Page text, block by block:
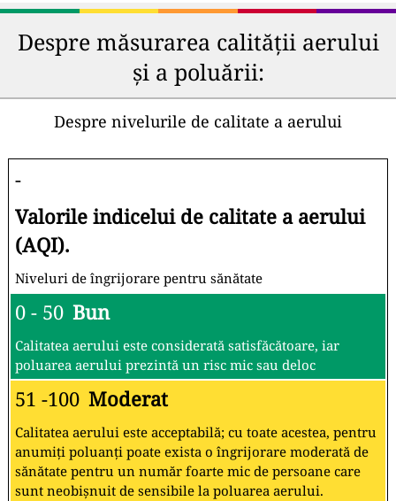
Despre măsurarea calității aerului
și a poluării:
Despre nivelurile de calitate a aerului
-
Valorile indicelui de calitate a aerului
(AQI).
Niveluri de îngrijorare pentru sănătate
0 - 50 Bun
Calitatea aerului este considerată satisfăcătoare, iar
poluarea aerului prezintă un risc mic sau deloc
51 -100 Moderat
Calitatea aerului este acceptabilă; cu toate acestea, pentru
anumiți poluanți poate exista o îngrijorare moderată de
sănătate pentru un număr foarte mic de persoane care
sunt neobișnuit de sensibile la poluarea aerului.